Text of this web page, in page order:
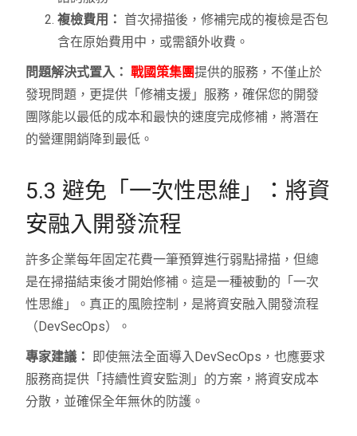
複檢費用： 首次掃描後，修補完成的複檢是否包
含在原始費用中，或需額外收費。
問題解決式置入： 戰國策集團提供的服務，不僅止於
發現問題，更提供「修補支援」服務，確保您的開發
團隊能以最低的成本和最快的速度完成修補，將潛在
的營運開銷降到最低。
5.3 避免「一次性思維」：將資
安融入開發流程
許多企業每年固定花費一筆預算進行弱點掃描，但總
是在掃描結束後才開始修補。這是一種被動的「一次
性思維」。真正的風險控制，是將資安融入開發流程
（DevSecOps）。
專家建議： 即使無法全面導入DevSecOps，也應要求
服務商提供「持續性資安監測」的方案，將資安成本
分散，並確保全年無休的防護。